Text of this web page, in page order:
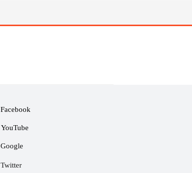
Facebook
YouTube
Google
Twitter